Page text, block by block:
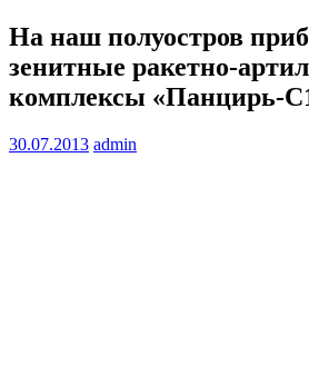
На наш полуостров
зенитные ракетно-
комплексы «Панцирь-
30.07.2013 admin